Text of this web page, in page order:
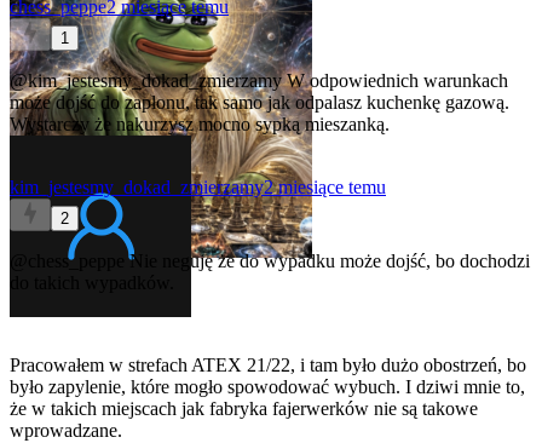
chess_peppe2 miesiące temu
1
@kim_jestesmy_dokad_zmierzamyW odpowiednich warunkach
może dojść do zapłonu, tak samo jak odpalasz kuchenkę gazową.
Wystarczy że nakurzysz mocno sypką mieszanką.
kim_jestesmy_dokad_zmierzamy2 miesiące temu
2
@chess_peppe
Nie neguję że do wypadku może dojść, bo dochodzi
Pracowałem w strefach ATEX 21/22, i tam było dużo obostrzeń, bo
było zapylenie, które mogło spowodować wybuch. I dziwi mnie to,
że w takich miejscach jak fabryka fajerwerków nie są takowe
wprowadzane.